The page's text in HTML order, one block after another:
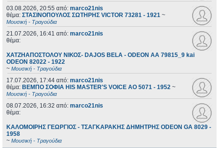
03.08.2026, 20:55 από: marco21nis
θέμα: ΣΤΑΣΙΝΟΠΟΥΛΟΣ ΣΩΤΗΡΗΣ VICTOR 73281 - 1921 ~
Μουσική - Τραγούδια
21.07.2026, 16:41 από: marco21nis
θέμα:
ΧΑΤΖΗΑΠΟΣΤΟΛΟΥ ΝΙΚΟΣ- DAJOS BELA - ODEON AA 79815_9 kai
ODEON 82022 - 1922
~ Μουσική - Τραγούδια
17.07.2026, 17:44 από: marco21nis
θέμα: ΒΕΜΠΟ ΣΟΦΙΑ HIS MASTER'S VOICE AO 5071 - 1952 ~
Μουσική - Τραγούδια
08.07.2026, 16:32 από: marco21nis
θέμα:
ΚΑΛΟΜΟΙΡΗΣ ΓΕΩΡΓΙΟΣ - ΤΣΑΓΚΑΡΑΚΗΣ ΔΗΜΗΤΡΗΣ ODEON GA 8029 -
1958
~ Μουσική - Τραγούδια